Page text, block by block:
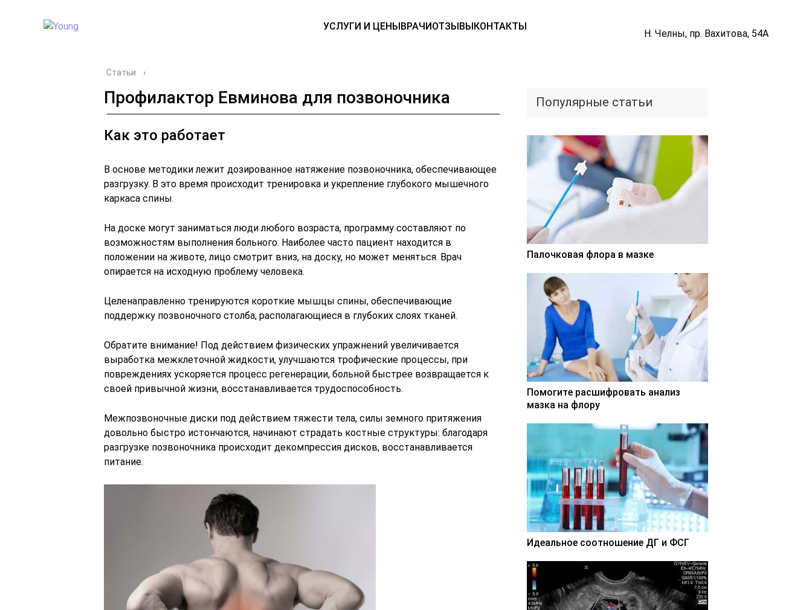
УСЛУГИ И ЦЕНЫВРАЧИОТЗЫВЫКОНТАКТЫ
Н. Челны, пр. Вахитова, 54А
Статьи ›
Профилактор Евминова для позвоночника
Как это работает
В основе методики лежит дозированное натяжение позвоночника, обеспечивающее
разгрузку. В это время происходит тренировка и укрепление глубокого мышечного
каркаса спины.
На доске могут заниматься люди любого возраста, программу составляют по
возможностям выполнения больного. Наиболее часто пациент находится в
положении на животе, лицо смотрит вниз, на доску, но может меняться. Врач
опирается на исходную проблему человека.
Целенаправленно тренируются короткие мышцы спины, обеспечивающие
поддержку позвоночного столба, располагающиеся в глубоких слоях тканей.
Обратите внимание! Под действием физических упражнений увеличивается
выработка межклеточной жидкости, улучшаются трофические процессы, при
повреждениях ускоряется процесс регенерации, больной быстрее возвращается к
своей привычной жизни, восстанавливается трудоспособность.
Межпозвоночные диски под действием тяжести тела, силы земного притяжения
довольно быстро истончаются, начинают страдать костные структуры: благодаря
разгрузке позвоночника происходит декомпрессия дисков, восстанавливается
питание.
Популярные статьи
Палочковая флора в мазке
Помогите расшифровать анализ
мазка на флору
Идеальное соотношение ДГ и ФСГ